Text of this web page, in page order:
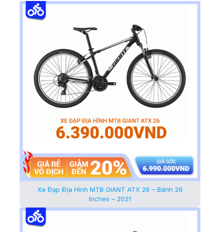
Xe Đạp Địa Hình MTB GIANT ATX 26 – Bánh 26
Inches – 2021